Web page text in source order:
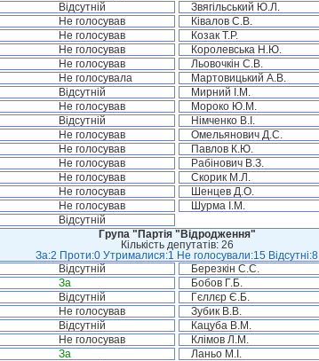
Відсутній Звягільський Ю.Л.
Не голосував Ківалов С.В.
Не голосував Козак Т.Р.
Не голосував Королевська Н.Ю.
Не голосував Льовочкін С.В.
Не голосувала Мартовицький А.В.
Відсутній Мирний І.М.
Не голосував Мороко Ю.М.
Відсутній Німченко В.І.
Не голосував Омельянович Д.С.
Не голосував Павлов К.Ю.
Не голосував Рабінович В.З.
Не голосував Скорик М.Л.
Не голосував Шенцев Д.О.
Не голосував Шурма І.М.
Відсутній
Група "Партія "Відродження"
Кількість депутатів: 26
За:2 Проти:0 Утрималися:1 Не голосували:15 Відсутні:8
Відсутній Березкін С.С.
За Бобов Г.Б.
Відсутній Гєллєр Є.Б.
Не голосував Зубик В.В.
Відсутній Кацуба В.М.
Не голосував Клімов Л.М.
За Ланьо М.І.